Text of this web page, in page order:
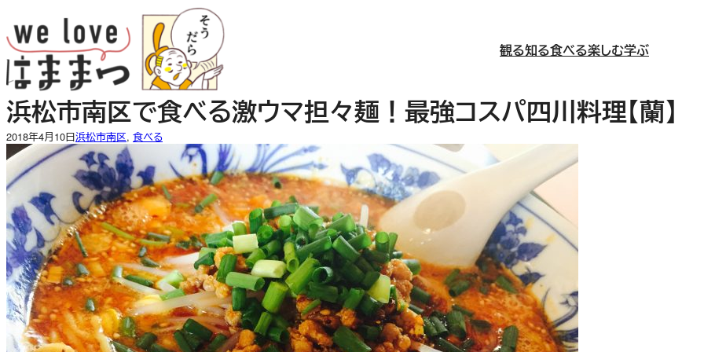
容
を
ス
キ
ッ
プ
観る知る食べる楽しむ学ぶ
浜松市南区で食べる激ウマ担々麺！最強コスパ四川料理【蘭】
2018年4月10日浜松市南区, 食べる